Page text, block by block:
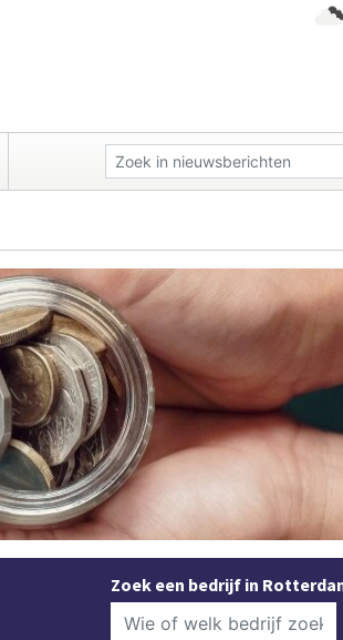
Zoek een bedrijf in